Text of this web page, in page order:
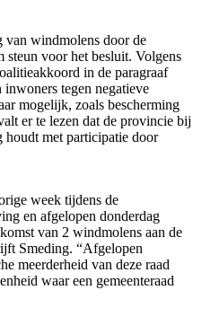
van windmolens door de
voor het besluit. Volgens
in de paragraaf
inwoners tegen negatieve
mogelijk, zoals bescherming
er te lezen dat de provincie bij
houdt met participatie door
week tijdens de
en afgelopen donderdag
van 2 windmolens aan de
Smeding. “Afgelopen
meerderheid van deze raad
waar een gemeenteraad